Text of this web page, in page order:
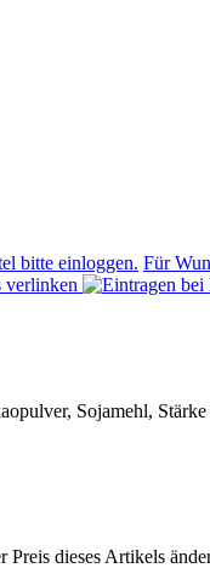
bitte einloggen. Für
Sojamehl,
dieses Artikels